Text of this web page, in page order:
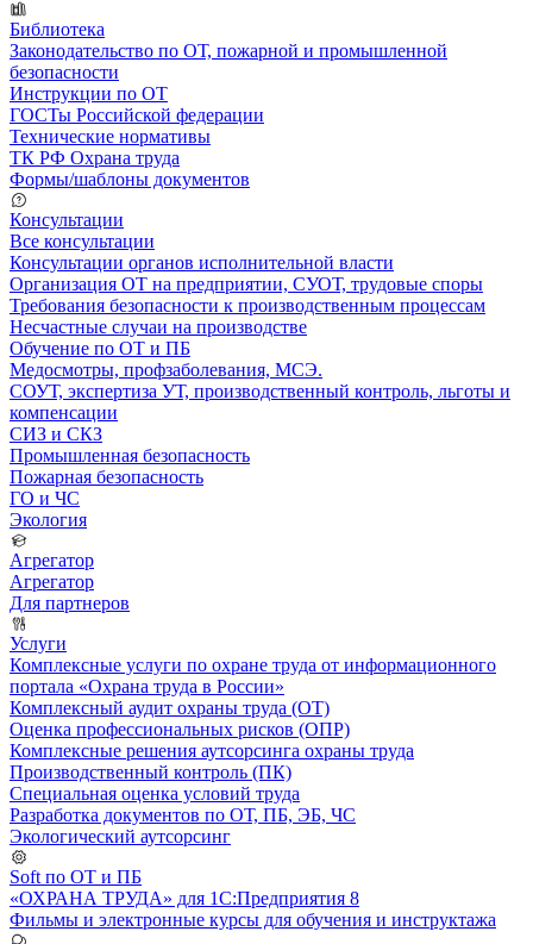
Библиотека
Законодательство по ОТ, пожарной и промышленной
безопасности
Инструкции по ОТ
ГОСТы Российской федерации
Технические нормативы
ТК РФ Охрана труда
Формы/шаблоны документов
Консультации
Все консультации
Консультации органов исполнительной власти
Организация ОТ на предприятии, СУОТ, трудовые споры
Требования безопасности к производственным процессам
Несчастные случаи на производстве
Обучение по ОТ и ПБ
Медосмотры, профзаболевания, МСЭ.
СОУТ, экспертиза УТ, производственный контроль, льготы и
компенсации
СИЗ и СКЗ
Промышленная безопасность
Пожарная безопасность
ГО и ЧС
Экология
Агрегатор
Агрегатор
Для партнеров
Услуги
Комплексные услуги по охране труда от информационного
портала «Охрана труда в России»
Комплексный аудит охраны труда (ОТ)
Оценка профессиональных рисков (ОПР)
Комплексные решения аутсорсинга охраны труда
Производственный контроль (ПК)
Специальная оценка условий труда
Разработка документов по ОТ, ПБ, ЭБ, ЧС
Экологический аутсорсинг
Soft по ОТ и ПБ
«ОХРАНА ТРУДА» для 1С:Предприятия 8
Фильмы и электронные курсы для обучения и инструктажа